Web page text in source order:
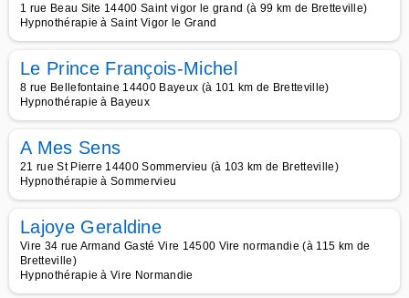
1 rue Beau Site 14400 Saint vigor le grand (à 99 km de Bretteville)
Hypnothérapie à Saint Vigor le Grand
Le Prince François-Michel
8 rue Bellefontaine 14400 Bayeux (à 101 km de Bretteville)
Hypnothérapie à Bayeux
A Mes Sens
21 rue St Pierre 14400 Sommervieu (à 103 km de Bretteville)
Hypnothérapie à Sommervieu
Lajoye Geraldine
Vire 34 rue Armand Gasté Vire 14500 Vire normandie (à 115 km de
Bretteville)
Hypnothérapie à Vire Normandie